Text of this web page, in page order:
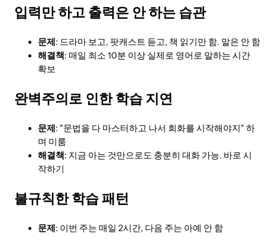
입력만 하고 출력은 안 하는 습관
문제: 드라마 보고, 팟캐스트 듣고, 책 읽기만 함. 말은 안 함
해결책: 매일 최소 10분 이상 실제로 영어로 말하는 시간
확보
완벽주의로 인한 학습 지연
문제: "문법을 다 마스터하고 나서 회화를 시작해야지" 하
며 미룸
해결책: 지금 아는 것만으로도 충분히 대화 가능. 바로 시
작하기
불규칙한 학습 패턴
문제: 이번 주는 매일 2시간, 다음 주는 아예 안 함